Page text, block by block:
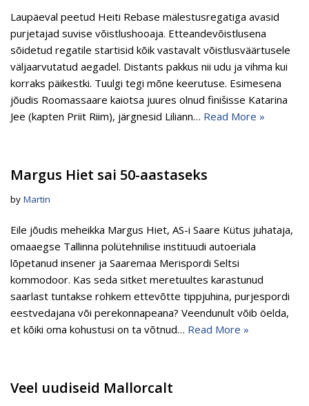
Laupäeval peetud Heiti Rebase mälestusregatiga avasid
purjetajad suvise võistlushooaja. Etteandevõistlusena
sõidetud regatile startisid kõik vastavalt võistlusväärtusele
väljaarvutatud aegadel. Distants pakkus nii udu ja vihma kui
korraks päikestki. Tuulgi tegi mõne keerutuse. Esimesena
jõudis Roomassaare kaiotsa juures olnud finišisse Katarina
Jee (kapten Priit Riim), järgnesid Liliann… Read More »
Margus Hiet sai 50-aastaseks
by Martin
Eile jõudis meheikka Margus Hiet, AS-i Saare Kütus juhataja,
omaaegse Tallinna polütehnilise instituudi autoeriala
lõpetanud insener ja Saaremaa Merispordi Seltsi
kommodoor. Kas seda sitket meretuultes karastunud
saarlast tuntakse rohkem ettevõtte tippjuhina, purjespordi
eestvedajana või perekonnapeana? Veendunult võib öelda,
et kõiki oma kohustusi on ta võtnud… Read More »
Veel uudiseid Mallorcalt